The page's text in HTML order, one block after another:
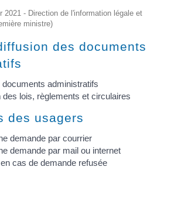
2021 - Direction de l'information légale et
ministre)
des documents
administratifs
des lois, règlements et circulaires
des usagers
demande par courrier
demande par mail ou internet
cas de demande refusée